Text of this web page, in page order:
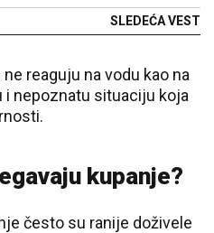
SLEDEĆA VEST
reaguju na vodu kao na
i nepoznatu situaciju koja
kupanje?
često su ranije doživele